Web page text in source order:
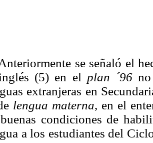
se señaló el
(5) en el plan ´96no
extranjeras en
lengua materna, en el
condiciones de
a los estudiantes del